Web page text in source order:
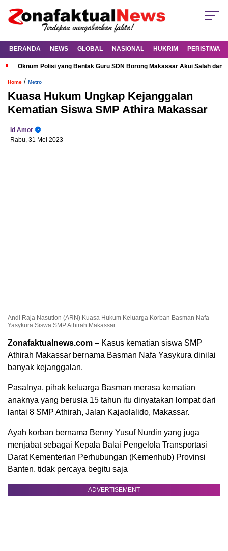
BERANDA NEWS GLOBAL NASIONAL HUKRIM PERISTIWA
Oknum Polisi yang Bentak Guru SDN Borong Makassar Akui Salah dan
Home / Metro
Kuasa Hukum Ungkap Kejanggalan
Kematian Siswa SMP Athira Makassar
Id Amor
Rabu, 31 Mei 2023
Andi Raja Nasution (ARN) Kuasa Hukum Keluarga Korban Basman Nafa
Yasykura Siswa SMP Athirah Makassar
Zonafaktualnews.com – Kasus kematian siswa SMP
Athirah Makassar bernama Basman Nafa Yasykura dinilai
banyak kejanggalan.
Pasalnya, pihak keluarga Basman merasa kematian
anaknya yang berusia 15 tahun itu dinyatakan lompat dari
lantai 8 SMP Athirah, Jalan Kajaolalido, Makassar.
Ayah korban bernama Benny Yusuf Nurdin yang juga
menjabat sebagai Kepala Balai Pengelola Transportasi
Darat Kementerian Perhubungan (Kemenhub) Provinsi
Banten, tidak percaya begitu saja
ADVERTISEMENT